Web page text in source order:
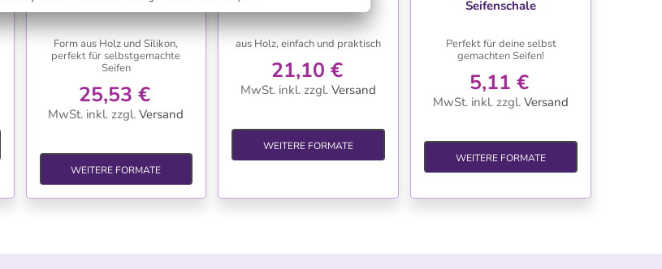
Seifenform
Form aus Holz und Silikon,
perfekt für selbstgemachte
Seifen
25,53 €
MwSt. inkl. zzgl. Versand
WEITERE FORMATE
aus Holz, einfach und praktisch
21,10 €
MwSt. inkl. zzgl. Versand
WEITERE FORMATE
Seifenschale
Perfekt für deine selbst
gemachten Seifen!
5,11 €
MwSt. inkl. zzgl. Versand
WEITERE FORMATE